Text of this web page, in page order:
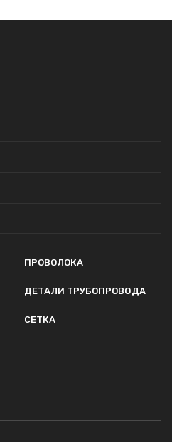
ПРОВОЛОКА
ДЕТАЛИ ТРУБОПРОВОДА
СЕТКА